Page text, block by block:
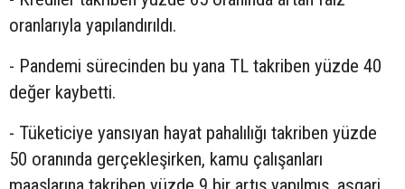
oranlarıyla yapılandırıldı.
- Pandemi sürecinden bu yana TL takriben yüzde 40
değer kaybetti.
- Tüketiciye yansıyan hayat pahalılığı takriben yüzde
50 oranında gerçekleşirken, kamu çalışanları